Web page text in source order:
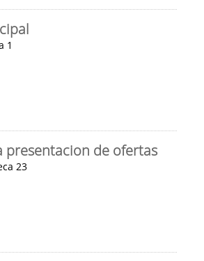
1
presentacion de ofertas
23